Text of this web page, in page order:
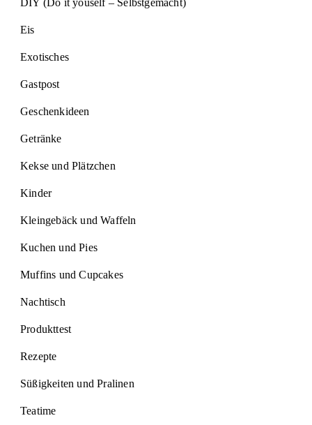
Eis
Exotisches
Gastpost
Geschenkideen
Getränke
Kekse und Plätzchen
Kinder
Kleingebäck und Waffeln
Kuchen und Pies
Muffins und Cupcakes
Nachtisch
Produkttest
Rezepte
Süßigkeiten und Pralinen
Teatime